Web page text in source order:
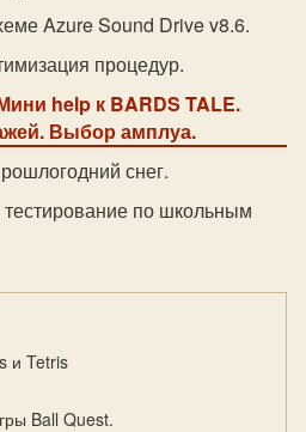
Azure Sound Drive v8.6.
процедур.
help к BARDS TALE.
Выбор амплуа.
снег.
по школьным
и Tetris
Ball Quest.